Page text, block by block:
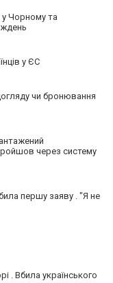
у Чорному та
у ЄС
чи бронювання
через систему
першу заяву . "Я не
. Вбила українського